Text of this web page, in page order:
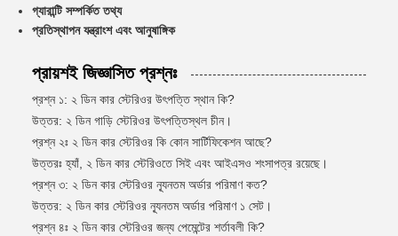
গ্যারান্টি সম্পর্কিত তথ্য
প্রতিস্থাপন যন্ত্রাংশ এবং আনুষাঙ্গিক
প্রায়শই জিজ্ঞাসিত প্রশ্নঃ
প্রশ্ন ১: ২ ডিন কার স্টেরিওর উৎপত্তি স্থান কি?
উত্তর: ২ ডিন গাড়ি স্টেরিওর উৎপত্তিস্থল চীন।
প্রশ্ন ২ঃ ২ ডিন কার স্টেরিওর কি কোন সার্টিফিকেশন আছে?
উত্তরঃ হ্যাঁ, ২ ডিন কার স্টেরিওতে সিই এবং আইএসও শংসাপত্র রয়েছে।
প্রশ্ন ৩: ২ ডিন কার স্টেরিওর ন্যূনতম অর্ডার পরিমাণ কত?
উত্তর: ২ ডিন কার স্টেরিওর ন্যূনতম অর্ডার পরিমাণ ১ সেট।
প্রশ্ন ৪ঃ ২ ডিন কার স্টেরিওর জন্য পেমেন্টের শর্তাবলী কি?